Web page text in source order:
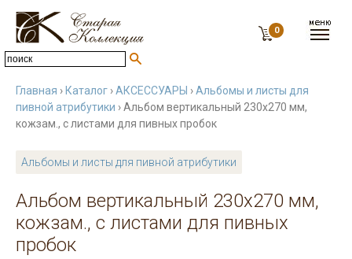
0
Главная › Каталог ›АКСЕССУАРЫ ›Альбомы и листы для
пивной атрибутики › Альбом вертикальный 230х270 мм,
кожзам., с листами для пивных пробок
Альбомы и листы для пивной атрибутики
Альбом вертикальный 230х270 мм,
кожзам., с листами для пивных
пробок